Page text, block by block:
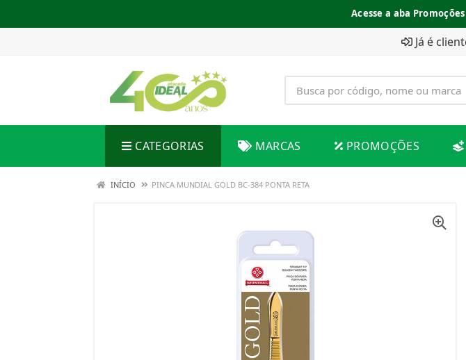
Acesse a aba
Já é
CATEGORIAS MARCAS PROMOÇÕES
INÍCIO PINCA MUNDIAL GOLD BC-384 PONTA RETA